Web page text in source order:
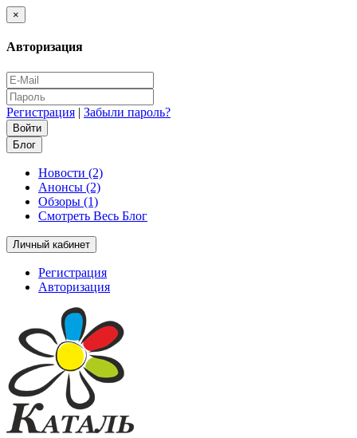
×
Авторизация
Регистрация | Забыли пароль?
Блог
Новости (2)
Анонсы (2)
Обзоры (1)
Смотреть Весь Блог
Личный кабинет
Регистрация
Авторизация